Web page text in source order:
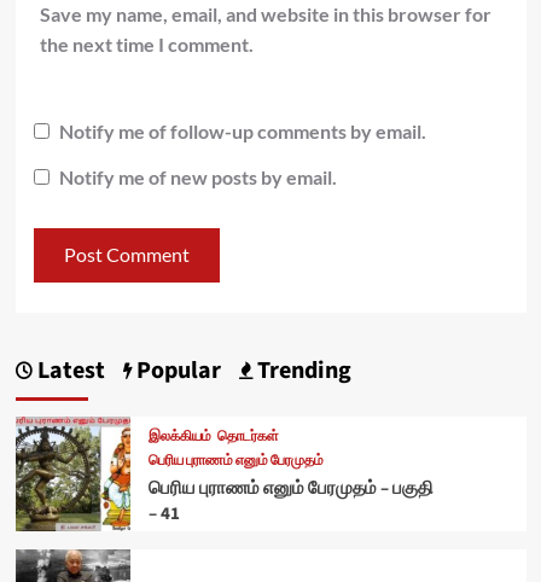
Save my name, email, and website in this browser for
the next time I comment.
Notify me of follow-up comments by email.
Notify me of new posts by email.
Latest Popular Trending
இலக்கியம் தொடர்கள்
பெரிய புராணம் எனும் பேரமுதம்
பெரிய புராணம் எனும் பேரமுதம் – பகுதி
– 41